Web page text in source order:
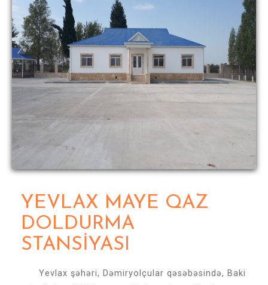
YEVLAX MAYE QAZ
DOLDURMA
STANSİYASI
Yevlax şəhəri, Dəmiryolçular qəsəbəsində, Baki